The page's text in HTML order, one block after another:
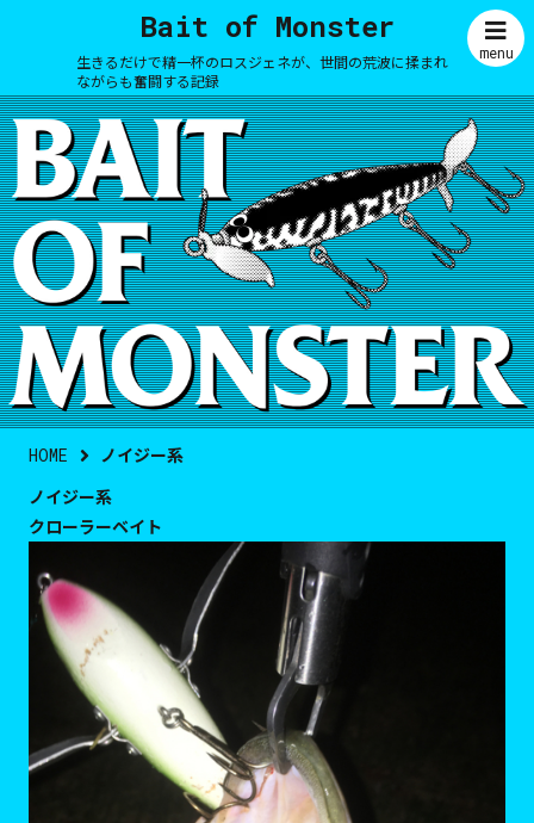
Bait of Monster
生きるだけで精一杯のロスジェネが、世間の荒波に揉まれ
ながらも奮闘する記録
menu
HOME
ノイジー系
ノイジー系
クローラーベイト